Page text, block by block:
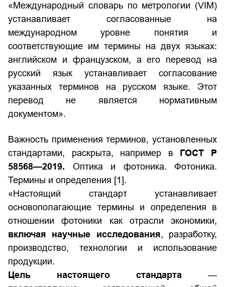
«Международный словарь по метрологии (VIM)
устанавливает согласованные на
международном уровне понятия и
соответствующие им термины на двух языках:
английском и французском, а его перевод на
русский язык устанавливает согласование
указанных терминов на русском языке. Этот
перевод не является нормативным
документом».
Важность применения терминов, установленных
стандартами, раскрыта, например в
ГОСТ Р
58568—2019. Оптика и фотоника. Фотоника.
Термины и определения [1].
«Настоящий стандарт устанавливает
основополагающие термины и определения в
отношении фотоники как отрасли экономики,
включая научные исследования, разработку,
производство, технологии и использование
продукции.
Цель настоящего стандарта —